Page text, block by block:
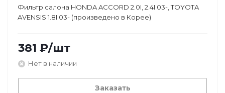
Фильтр салона HONDA ACCORD 2.0I, 2.4I 03-, TOYOTA
AVENSIS 1.8I 03- (произведено в Корее)
381 ₽/шт
Нет в наличии
Заказать